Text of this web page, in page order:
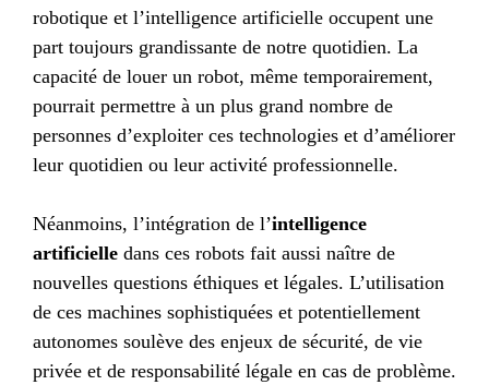
robotique et l’intelligence artificielle occupent une
part toujours grandissante de notre quotidien. La
capacité de louer un robot, même temporairement,
pourrait permettre à un plus grand nombre de
personnes d’exploiter ces technologies et d’améliorer
leur quotidien ou leur activité professionnelle.
Néanmoins, l’intégration de l’intelligence
artificielle dans ces robots fait aussi naître de
nouvelles questions éthiques et légales. L’utilisation
de ces machines sophistiquées et potentiellement
autonomes soulève des enjeux de sécurité, de vie
privée et de responsabilité légale en cas de problème.